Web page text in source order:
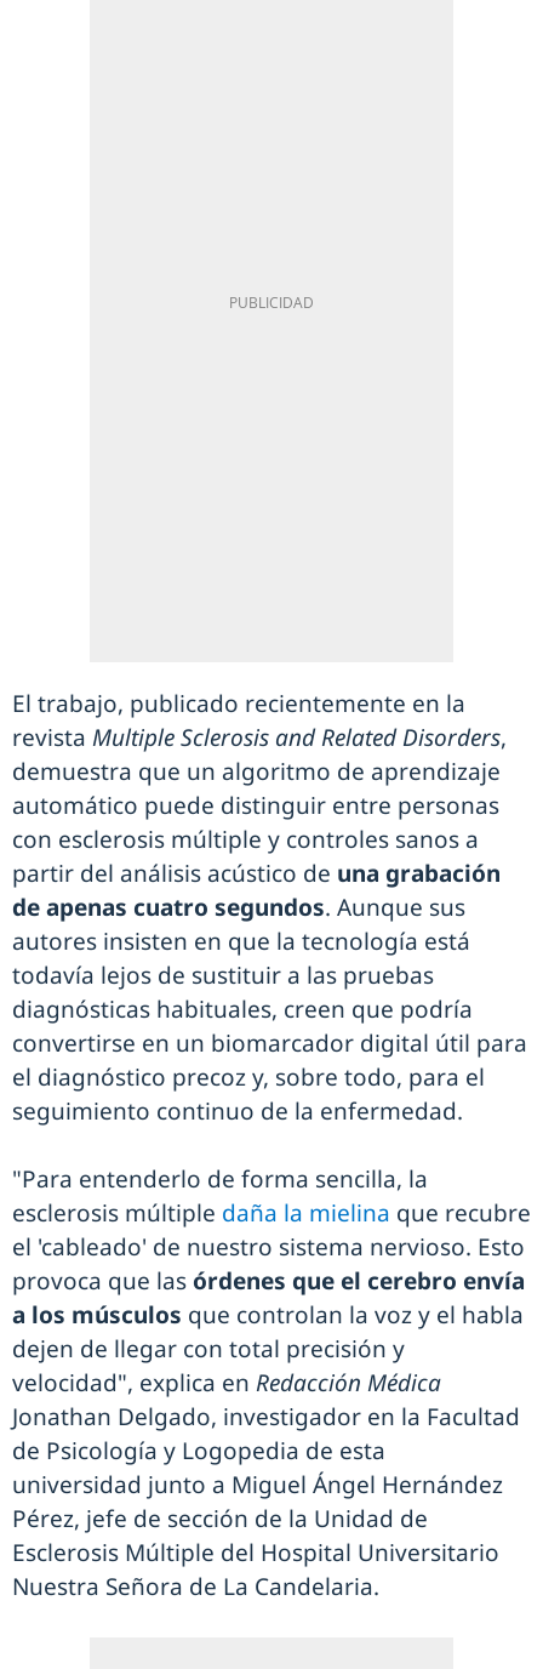
El trabajo, publicado recientemente en la
revista Multiple Sclerosis and Related Disorders,
demuestra que un algoritmo de aprendizaje
automático puede distinguir entre personas
con esclerosis múltiple y controles sanos a
partir del análisis acústico de una grabación
de apenas cuatro segundos. Aunque sus
autores insisten en que la tecnología está
todavía lejos de sustituir a las pruebas
diagnósticas habituales, creen que podría
convertirse en un biomarcador digital útil para
el diagnóstico precoz y, sobre todo, para el
seguimiento continuo de la enfermedad.
"Para entenderlo de forma sencilla, la
esclerosis múltiple daña la mielina que recubre
el 'cableado' de nuestro sistema nervioso. Esto
provoca que las órdenes que el cerebro envía
a los músculos que controlan la voz y el habla
dejen de llegar con total precisión y
velocidad", explica en Redacción Médica
Jonathan Delgado, investigador en la Facultad
de Psicología y Logopedia de esta
universidad junto a Miguel Ángel Hernández
Pérez, jefe de sección de la Unidad de
Esclerosis Múltiple del Hospital Universitario
Nuestra Señora de La Candelaria.